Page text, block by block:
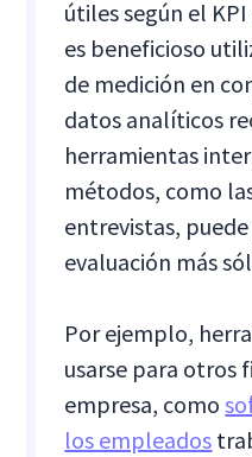
útiles según el
es beneficioso
de medición en
datos analíticos
herramientas
métodos, como
entrevistas,
evaluación más
Por ejemplo,
usarse para otros
empresa, como
los empleados